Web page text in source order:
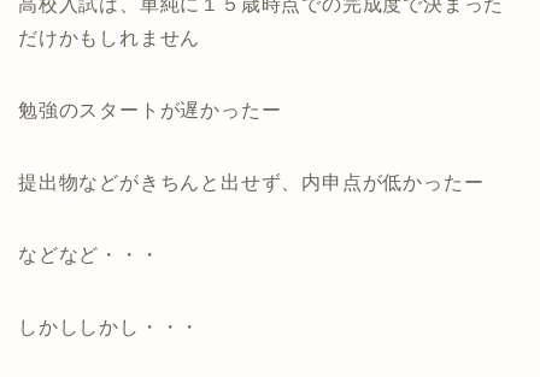
高校入試は、単純に１５歳時点での完成度で決まった
だけかもしれません
勉強のスタートが遅かったー
提出物などがきちんと出せず、内申点が低かったー
などなど・・・
しかししかし・・・